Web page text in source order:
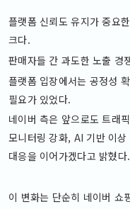
플랫폼 신뢰도 유지가 중요
크다.
판매자들 간 과도한 노출 경
플랫폼 입장에서는 공정성
필요가 있었다.
네이버 측은 앞으로도 트래
모니터링 강화, AI 기반 이
대응을 이어가겠다고 밝혔다.
이 변화는 단순히 네이버 쇼